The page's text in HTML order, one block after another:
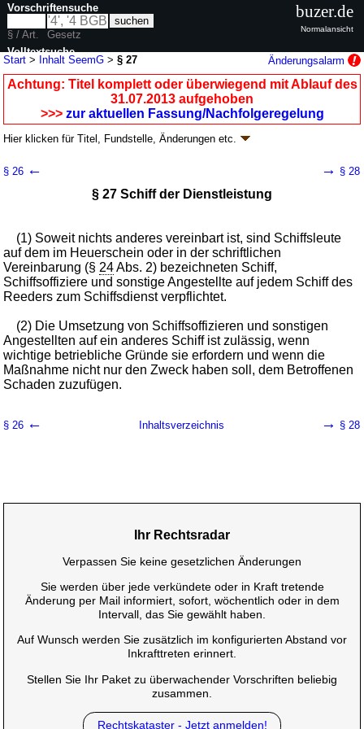
Start > Inhalt SeemG >§ 27 Änderungsalarm
Achtung: Titel komplett oder überwiegend mit Ablauf des
31.07.2013 aufgehoben
>>> zur aktuellen Fassung/Nachfolgeregelung
Hier klicken fürTitel, Fundstelle, Änderungen etc.
BGBl. I S. 868
Dritter Abschnitt Heuerverhältnis der
Besatzungsmitglieder
Erster Unterabschnitt Begründung und Inhalt des
Heuerverhältnisses
§ 26 ← → § 28
§ 27 Schiff der Dienstleistung
(1) Soweit nichts anderes vereinbart ist, sind Schiffsleute
auf dem im Heuerschein oder in der schriftlichen
Vereinbarung (§ 24Abs. 2) bezeichneten Schiff,
Schiffsoffiziere und sonstige Angestellte auf jedem Schiff des
Reeders zum Schiffsdienst verpflichtet.
(2) Die Umsetzung von Schiffsoffizieren und sonstigen
Angestellten auf ein anderes Schiff ist zulässig, wenn
wichtige betriebliche Gründe sie erfordern und wenn die
Maßnahme nicht nur den Zweck haben soll, dem Betroffenen
Schaden zuzufügen.
§ 26 ← Inhaltsverzeichnis → § 28
Vorschriftensuche
§ / Art.
Gesetz
Volltextsuche
nur in SeemG
buzer.de
Normalansicht
Ihr Rechtsradar
Verpassen Sie keine gesetzlichen Änderungen
Sie werden über jede verkündete oder in Kraft tretende
Änderung per Mail informiert, sofort, wöchentlich oder in dem
Intervall, das Sie gewählt haben.
Auf Wunsch werden Sie zusätzlich im konfigurierten Abstand vor
Inkrafttreten erinnert.
Stellen Sie Ihr Paket zu überwachender Vorschriften beliebig
zusammen.
Rechtskataster - Jetzt anmelden!